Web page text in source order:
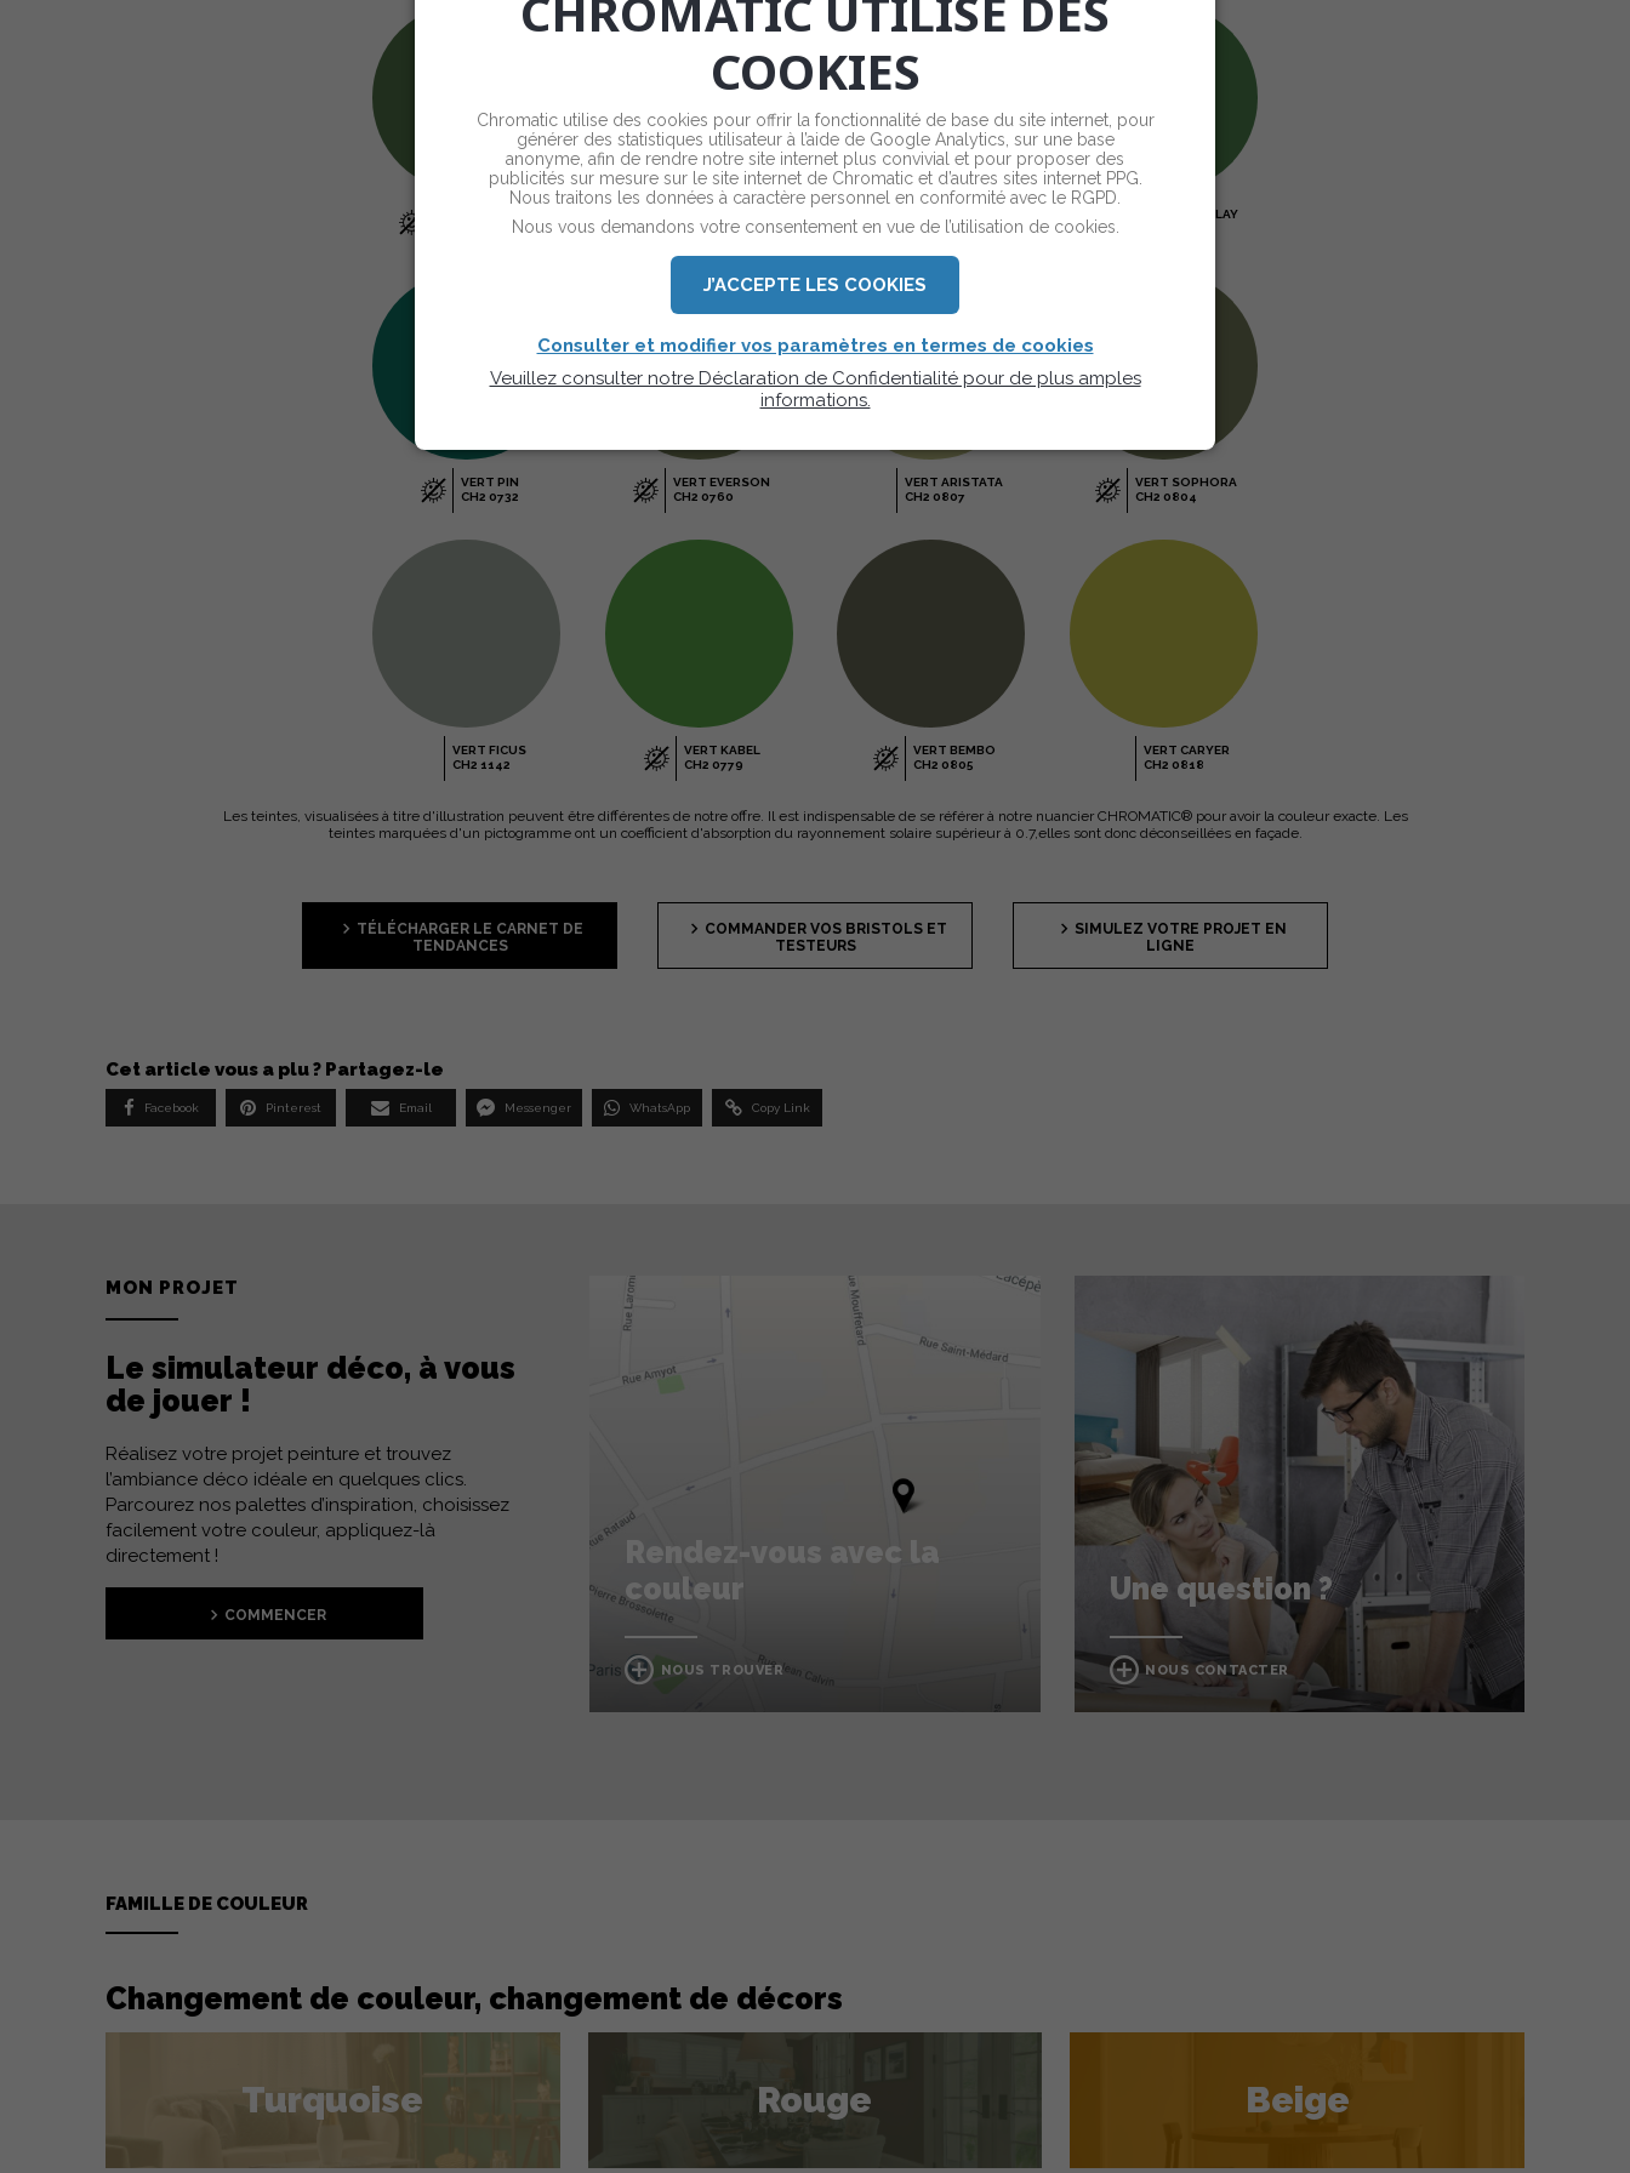
CH2 0801
CH2 0735
VERT BANGALAY
VERT PIN
CH2 0732
VERT EVERSON
CH2 0760
VERT ARISTATA
CH2 0807
VERT SOPHORA
CH2 0804
VERT FICUS
CH2 1142
VERT KABEL
CH2 0779
VERT BEMBO
CH2 0805
VERT CARYER
CH2 0818
Les teintes, visualisées à titre d'illustration peuvent être différentes de notre offre. Il est indispensable de se référer à notre nuancier CHROMATIC® pour avoir la couleur exacte. Les
teintes marquées d'un pictogramme ont un coefficient d'absorption du rayonnement solaire supérieur à 0.7,elles sont donc déconseillées en façade.
TÉLÉCHARGER LE CARNET DE
TENDANCES
COMMANDER VOS BRISTOLS ET
TESTEURS
SIMULEZ VOTRE PROJET EN
LIGNE
Cet article vous a plu ? Partagez-le
Facebook Pinterest Email Messenger WhatsApp Copy Link
MON PROJET
Le simulateur déco, à vous
de jouer !
Réalisez votre projet peinture et trouvez
l’ambiance déco idéale en quelques clics.
Parcourez nos palettes d’inspiration, choisissez
facilement votre couleur, appliquez-là
directement !
COMMENCER
Rendez-vous avec la
couleur
NOUS TROUVER
Une question ?
NOUS CONTACTER
FAMILLE DE COULEUR
Changement de couleur, changement de décors
Turquoise Rouge Beige
COOKIES
Chromatic utilise des cookies pour offrir la fonctionnalité de base du site internet, pour
générer des statistiques utilisateur à l’aide de Google Analytics, sur une base
anonyme, afin de rendre notre site internet plus convivial et pour proposer des
publicités sur mesure sur le site internet de Chromatic et d’autres sites internet PPG.
Nous traitons les données à caractère personnel en conformité avec le RGPD.
Nous vous demandons votre consentement en vue de l’utilisation de cookies.
J’ACCEPTE LES COOKIES
Consulter et modifier vos paramètres en termes de cookies
Veuillez consulter notre Déclaration de Confidentialité pour de plus amples
informations.